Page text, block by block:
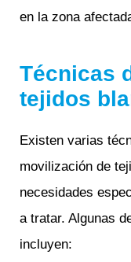
en la zona
Técnicas
tejidos
Existen varias
movilización de
necesidades
a tratar. Algunas
incluyen: